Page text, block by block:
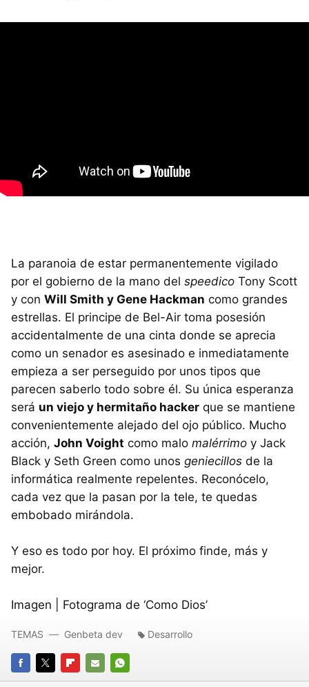
La paranoia de estar permanentemente vigilado
por el gobierno de la mano del speedico Tony Scott
y con Will Smith y Gene Hackman como grandes
estrellas. El principe de Bel-Air toma posesión
accidentalmente de una cinta donde se aprecia
como un senador es asesinado e inmediatamente
empieza a ser perseguido por unos tipos que
parecen saberlo todo sobre él. Su única esperanza
será un viejo y hermitaño hacker que se mantiene
convenientemente alejado del ojo público. Mucho
acción, John Voight como malo malérrimo y Jack
Black y Seth Green como unos geniecillos de la
informática realmente repelentes. Reconócelo,
cada vez que la pasan por la tele, te quedas
embobado mirándola.
Y eso es todo por hoy. El próximo finde, más y
mejor.
Imagen | Fotograma de ‘Como Dios’
FACEBOOK
TWITTERFLIPBOARD
E- WHATSAPP
TEMAS Genbeta dev Desarrollo